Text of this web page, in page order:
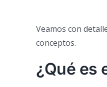
Veamos con
conceptos.
¿Qué es